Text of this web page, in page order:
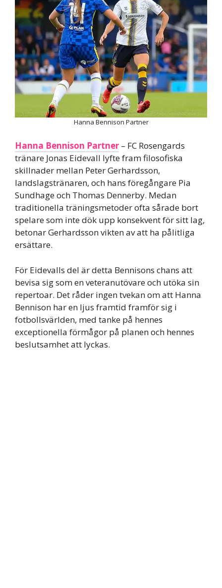
Hanna Bennison Partner
Hanna Bennison Partner – FC Rosengards
tränare Jonas Eidevall lyfte fram filosofiska
skillnader mellan Peter Gerhardsson,
landslagstränaren, och hans föregångare Pia
Sundhage och Thomas Dennerby. Medan
traditionella träningsmetoder ofta sårade bort
spelare som inte dök upp konsekvent för sitt lag,
betonar Gerhardsson vikten av att ha pålitliga
ersättare.
För Eidevalls del är detta Bennisons chans att
bevisa sig som en veteranutövare och utöka sin
repertoar. Det råder ingen tvekan om att Hanna
Bennison har en ljus framtid framför sig i
fotbollsvärlden, med tanke på hennes
exceptionella förmågor på planen och hennes
beslutsamhet att lyckas.